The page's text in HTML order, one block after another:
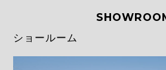
ショールーム